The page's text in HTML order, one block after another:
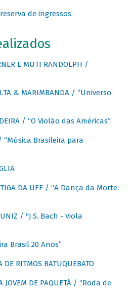
reserva de ingressos.
E MUTI RANDOLPH /
& MARIMBANDA / “Universo
/ “O Violão das Américas”
“Música Brasileira para
DA UFF / “A Dança da Morte:
/ "J.S. Bach - Viola
Brasil 20 Anos”
DE RITMOS BATUQUEBATO
JOVEM DE PAQUETÁ / “Roda de